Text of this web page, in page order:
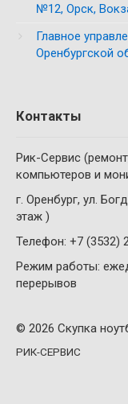
№12, Орск,
Главное
Оренбургской
Контакты
Рик-Сервис
компьютеров и
г. Оренбург, ул.
этаж )
Телефон: +7 (3532)
Режим работы:
перерывов
© 2026 Скупка
РИК-СЕРВИС